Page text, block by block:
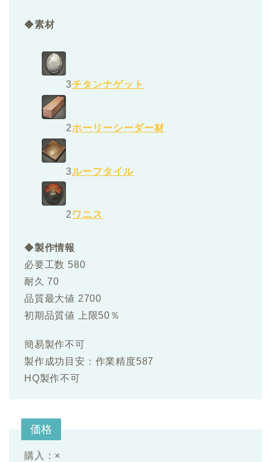
◆素材
3チタンナゲット
2ホーリーシーダー材
3ルーフタイル
2 ワニス
◆製作情報
必要工数 580
耐久 70
品質最大値 2700
初期品質値 上限50％
簡易製作不可
製作成功目安：作業精度587
HQ製作不可
価格
購入：×